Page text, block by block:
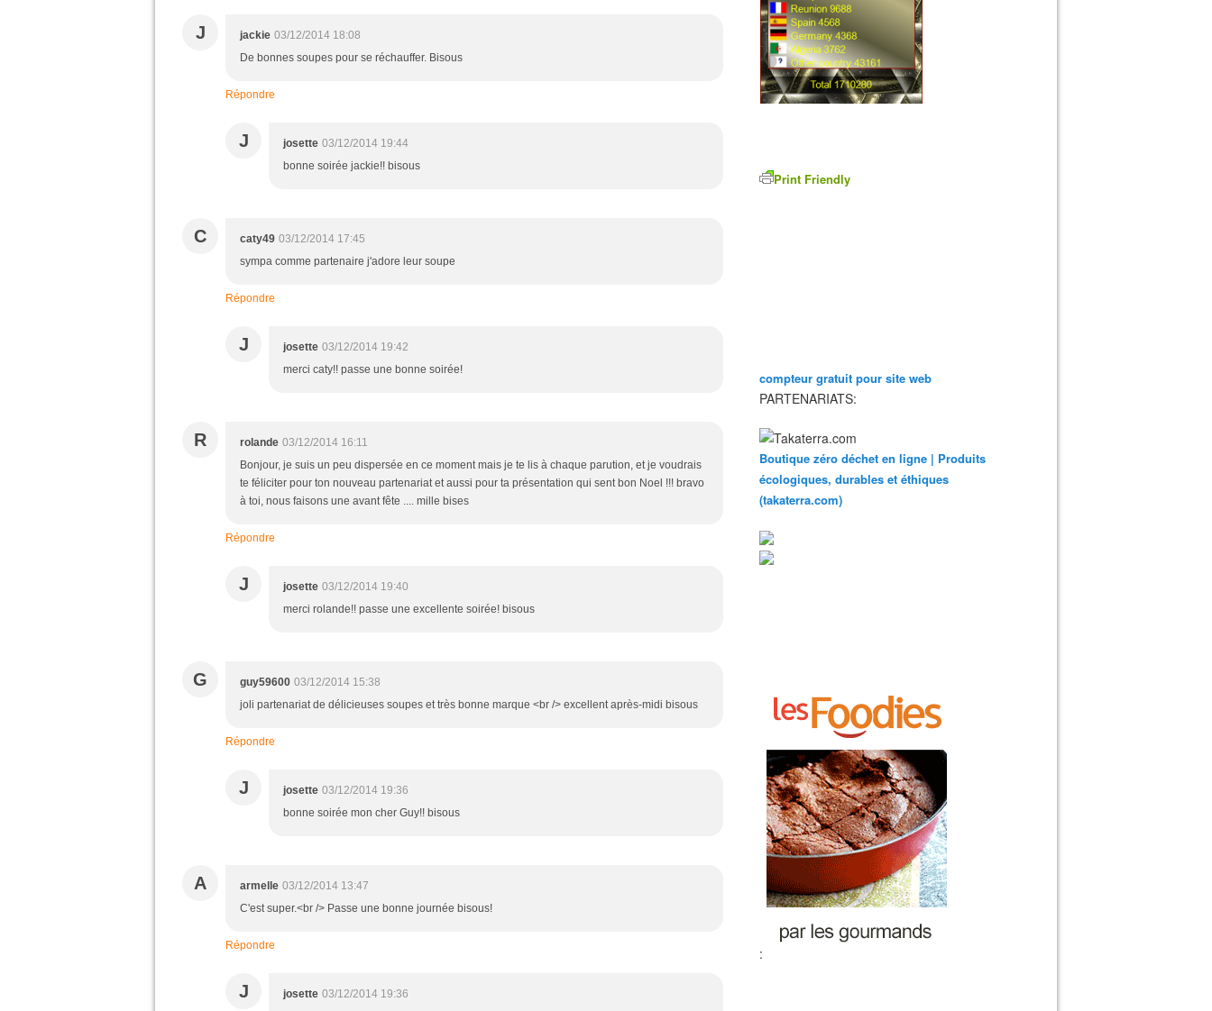
J jackie 03/12/2014 18:08
De bonnes soupes pour se réchauffer. Bisous
Répondre
J josette 03/12/2014 19:44
bonne soirée jackie!! bisous
C caty49 03/12/2014 17:45
sympa comme partenaire j'adore leur soupe
Répondre
J josette 03/12/2014 19:42
merci caty!! passe une bonne soirée!
R rolande 03/12/2014 16:11
Bonjour, je suis un peu dispersée en ce moment mais je te lis à chaque parution, et je voudrais
te féliciter pour ton nouveau partenariat et aussi pour ta présentation qui sent bon Noel !!! bravo
à toi, nous faisons une avant fête .... mille bises
Répondre
J josette 03/12/2014 19:40
merci rolande!! passe une excellente soirée! bisous
G guy59600 03/12/2014 15:38
joli partenariat de délicieuses soupes et très bonne marque <br /> excellent après-midi bisous
Répondre
J josette 03/12/2014 19:36
bonne soirée mon cher Guy!! bisous
A armelle 03/12/2014 13:47
C'est super.<br /> Passe une bonne journée bisous!
Répondre
J josette 03/12/2014 19:36
Print Friendly
compteur gratuit pour site web
PARTENARIATS:
Boutique zéro déchet en ligne | Produits
écologiques, durables et éthiques
(takaterra.com)
: